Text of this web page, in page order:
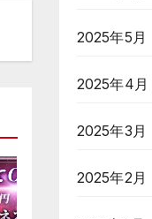
2025年5月
2025年4月
2025年3月
2025年2月